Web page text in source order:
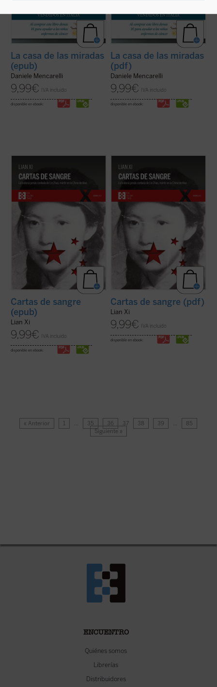
La casa de las miradas
(epub)
Daniele Mencarelli
9,99€ IVA incluido
disponible en ebook:
La casa de las miradas
(pdf)
Daniele Mencarelli
9,99€ IVA incluido
disponible en ebook:
Zhao, una poeta y periodista china
arrestada por el régimen de Mao en 1960 y
ejecutada en la cúspide de la Revolución
dictadura maoísta, mantuvo una ...
(ver
ficha)
Cartas de sangre
(epub)
Lian Xi
9,99€ IVA incluido
disponible en ebook:
Zhao, una poeta y periodista china
arrestada por el régimen de Mao en 1960 y
ejecutada en la cúspide de la Revolución
dictadura maoísta, mantuvo una ...
(ver
ficha)
Cartas de sangre (pdf)
Lian Xi
9,99€ IVA incluido
disponible en ebook:
« Anterior 1 … 35 36 37 38 39 …
85
Siguiente »
ENCUENTRO
Quiénes somos
Librerías
Distribuidores